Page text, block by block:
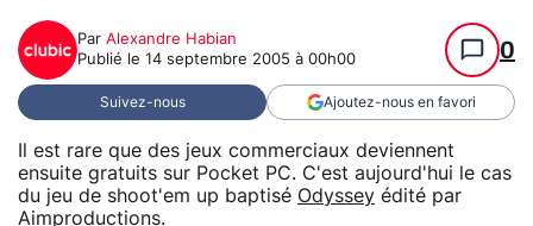
Par Alexandre Habian
Publié le 14 septembre 2005 à 00h00 0
Suivez-nous Ajoutez-nous en favori
Il est rare que des jeux commerciaux deviennent
ensuite gratuits sur Pocket PC. C'est aujourd'hui le cas
du jeu de shoot'em up baptisé Odyssey édité par
Aimproductions.